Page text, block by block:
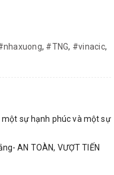
, #TNG, #vinacic,
sự hạnh phúc và một sự
AN TOÀN, VƯỢT TIẾN